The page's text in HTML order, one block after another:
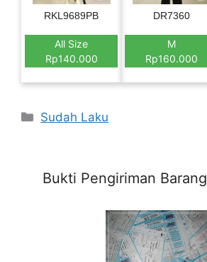
RKL9689PB
All Size
Rp140.000
DR7360
M
Rp160.000
Categories
Sudah Laku
Bukti Pengiriman Barang